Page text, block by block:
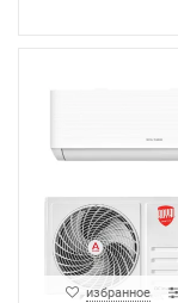
избранное